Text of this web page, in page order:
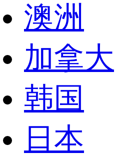
澳洲
加拿大
韩国
日本